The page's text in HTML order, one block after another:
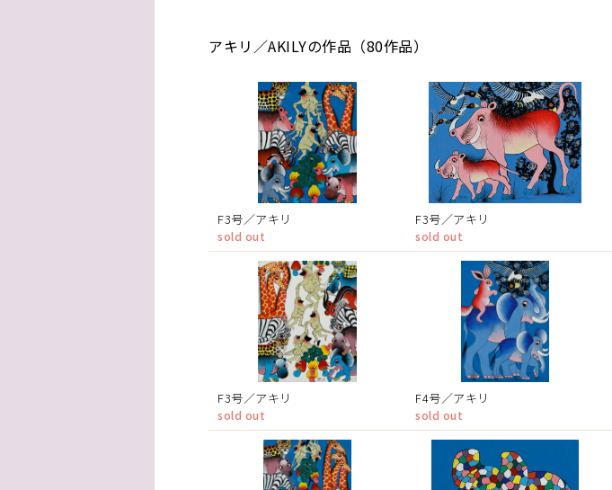
アキリ／AKILYの作品（80作品）
F3号／アキリ
sold out
F3号／アキリ
sold out
F3号／アキリ
sold out
F4号／アキリ
sold out